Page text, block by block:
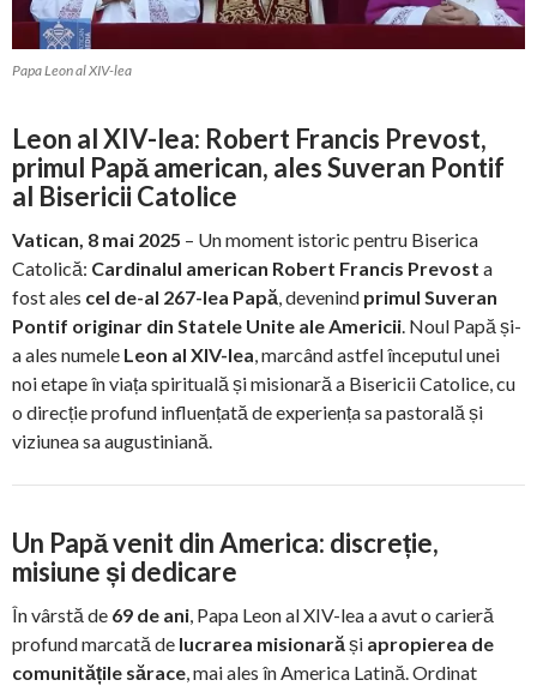
Papa Leon al XIV-lea
Leon al XIV-lea: Robert Francis Prevost,
primul Papă american, ales Suveran Pontif
al Bisericii Catolice
Vatican, 8 mai 2025 – Un moment istoric pentru Biserica
Catolică: Cardinalul american Robert Francis Prevost a
fost ales cel de-al 267-lea Papă, devenind primul Suveran
Pontif originar din Statele Unite ale Americii. Noul Papă și-
a ales numele Leon al XIV-lea, marcând astfel începutul unei
noi etape în viața spirituală și misionară a Bisericii Catolice, cu
o direcție profund influențată de experiența sa pastorală și
viziunea sa augustiniană.
Un Papă venit din America: discreție,
misiune și dedicare
În vârstă de 69 de ani, Papa Leon al XIV-lea a avut o carieră
profund marcată de lucrarea misionarăși apropierea de
comunitățile sărace, mai ales în America Latină. Ordinat